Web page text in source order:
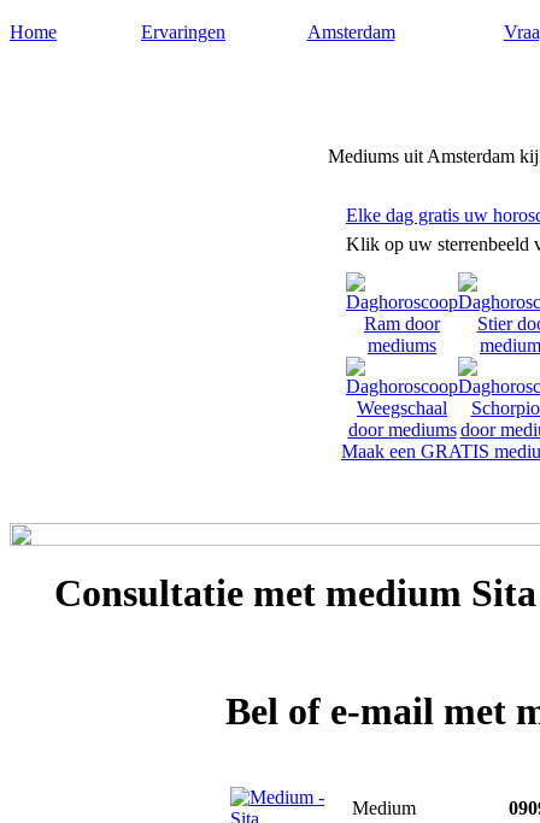
Home Ervaringen Amsterdam
Mediums uit Amsterdam
Elke dag gratis uw
Klik op uw sterrenbeeld
Maak een GRATIS
Consultatie met medium Sita
Bel of e-mail met
Medium